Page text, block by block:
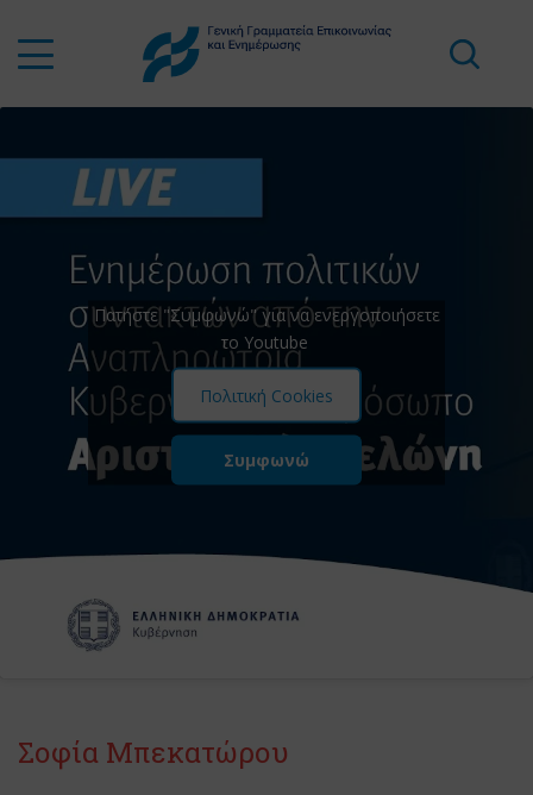
Πατήστε "Συμφωνώ" για να ενεργοποιήσετε
το Youtube
Πολιτική Cookies
Συμφωνώ
Σοφία Μπεκατώρου